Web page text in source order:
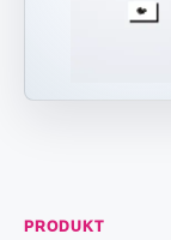
PRODUKT